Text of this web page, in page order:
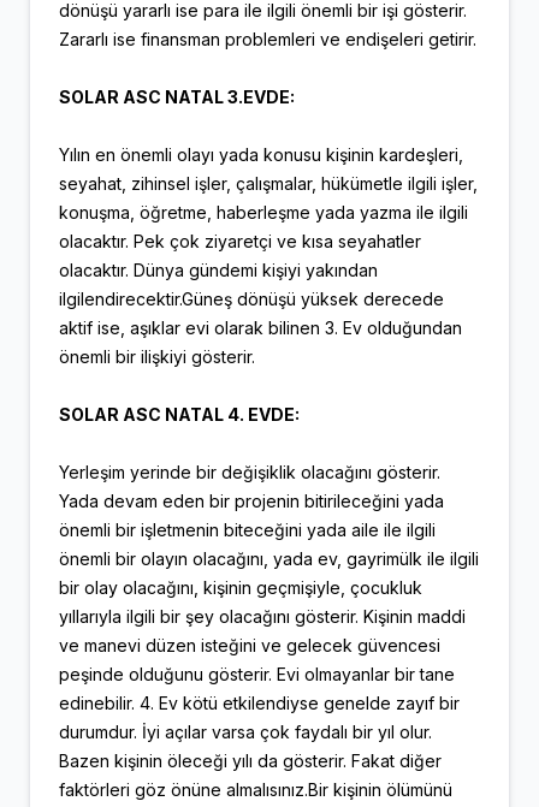
dönüşü yararlı ise para ile ilgili önemli bir işi gösterir.
Zararlı ise finansman problemleri ve endişeleri getirir.
SOLAR ASC NATAL 3.EVDE:
Yılın en önemli olayı yada konusu kişinin kardeşleri,
seyahat, zihinsel işler, çalışmalar, hükümetle ilgili işler,
konuşma, öğretme, haberleşme yada yazma ile ilgili
olacaktır. Pek çok ziyaretçi ve kısa seyahatler
olacaktır. Dünya gündemi kişiyi yakından
ilgilendirecektir.Güneş dönüşü yüksek derecede
aktif ise, aşıklar evi olarak bilinen 3. Ev olduğundan
önemli bir ilişkiyi gösterir.
SOLAR ASC NATAL 4. EVDE:
Yerleşim yerinde bir değişiklik olacağını gösterir.
Yada devam eden bir projenin bitirileceğini yada
önemli bir işletmenin biteceğini yada aile ile ilgili
önemli bir olayın olacağını, yada ev, gayrimülk ile ilgili
bir olay olacağını, kişinin geçmişiyle, çocukluk
yıllarıyla ilgili bir şey olacağını gösterir. Kişinin maddi
ve manevi düzen isteğini ve gelecek güvencesi
peşinde olduğunu gösterir. Evi olmayanlar bir tane
edinebilir. 4. Ev kötü etkilendiyse genelde zayıf bir
durumdur. İyi açılar varsa çok faydalı bir yıl olur.
Bazen kişinin öleceği yılı da gösterir. Fakat diğer
faktörleri göz önüne almalısınız.Bir kişinin ölümünü